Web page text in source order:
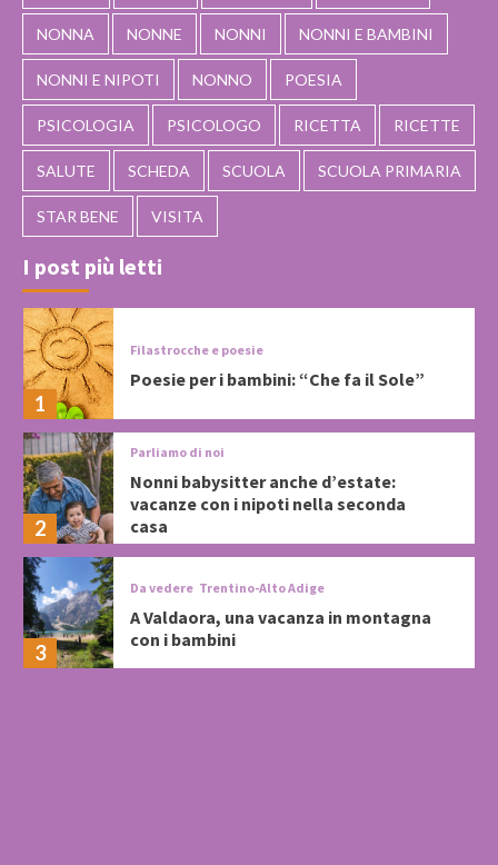
NONNA NONNE NONNI NONNI E BAMBINI
NONNI E NIPOTI NONNO POESIA
PSICOLOGIA PSICOLOGO RICETTA RICETTE
SALUTE SCHEDA SCUOLA SCUOLA PRIMARIA
STAR BENE VISITA
I post più letti
1
Filastrocche e poesie
Poesie per i bambini: “Che fa il Sole”
2
Parliamo di noi
Nonni babysitter anche d’estate:
vacanze con i nipoti nella seconda
casa
3
Da vedere Trentino-Alto Adige
A Valdaora, una vacanza in montagna
con i bambini